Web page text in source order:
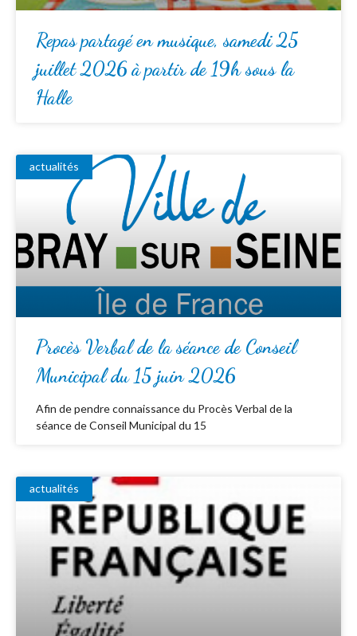
Repas partagé en musique, samedi 25
juillet 2026 à partir de 19h sous la
Halle
actualités
Procès Verbal de la séance de Conseil
Municipal du 15 juin 2026
Afin de pendre connaissance du Procès Verbal de la
séance de Conseil Municipal du 15
actualités